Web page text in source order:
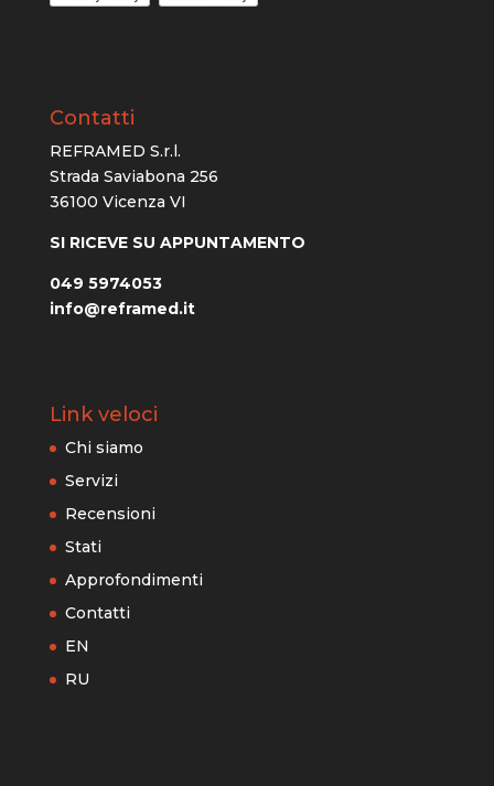
Contatti
REFRAMED S.r.l.
Strada Saviabona 256
36100 Vicenza VI
SI RICEVE SU APPUNTAMENTO
049 5974053
info@reframed.it
Link veloci
Chi siamo
Servizi
Recensioni
Stati
Approfondimenti
Contatti
EN
RU